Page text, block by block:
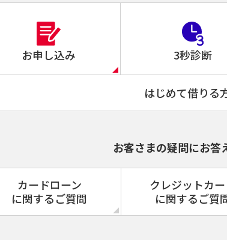
お申し込み 3秒診断
はじめて借りる
お客さまの疑問にお答
カードローン
に関するご質問
クレジットカ
に関するご質